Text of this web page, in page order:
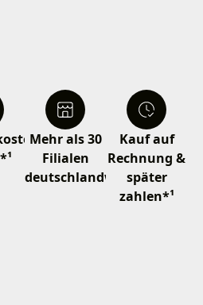
Mehr als 30
Filialen
deutschlandweit
Kauf auf
Rechnung &
später
zahlen*¹